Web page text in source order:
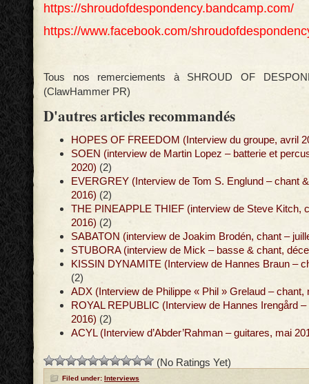
https://shroudofdespondency.bandcamp.com/
https://www.facebook.com/
Tous nos remerciements à SHROUD OF
(ClawHammer PR)
D'autres articles recommandés
HOPES OF FREEDOM (Interview du groupe, avril
SOEN (interview de Martin Lopez – batterie et
2020) (2)
EVERGREY (Interview de Tom S. Englund – chant
2016) (2)
THE PINEAPPLE THIEF (interview de Steve Kitch,
2016) (2)
SABATON (interview de Joakim Brodén, chant –
STUBORA (interview de Mick – basse & chant,
KISSIN DYNAMITE (Interview de Hannes Braun –
(2)
ADX (Interview de Philippe « Phil » Grelaud – chant,
ROYAL REPUBLIC (Interview de Hannes Irengård
2016) (2)
ACYL (Interview d’Abder’Rahman – guitares, mai
(No Ratings Yet)
Filed under: Interviews